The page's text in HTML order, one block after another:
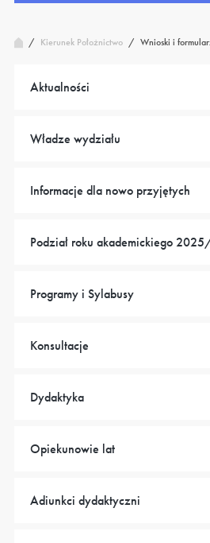
/ Kierunek Położnictwo / Wnioski i
Aktualności
Władze wydziału
Informacje dla nowo przyjętych
Podział roku akademickiego
Programy i Sylabusy
Konsultacje
Dydaktyka
Opiekunowie lat
Adiunkci dydaktyczni